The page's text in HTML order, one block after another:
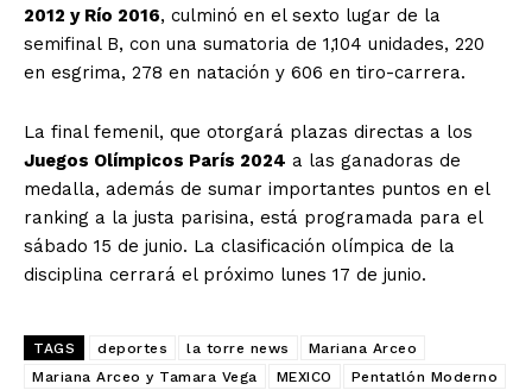
SUSCRIBIRSE
Estados
Aguascalientes Baja California
Baja California Sur Campeche
Chiapas
Chihuahua
Ciudad de México Coahuila
Colima Durango
Estado de México
Guanajuato
Guerrero
Jalisco
Tlaxcala Tamaulipas Tabasco
Sonora
Sinaloa
San Luis Potosí Quintana Roo
2012 y Río 2016, culminó en el sexto lugar de la
semifinal B, con una sumatoria de 1,104 unidades, 220
en esgrima, 278 en natación y 606 en tiro-carrera.
La final femenil, que otorgará plazas directas a los
Juegos Olímpicos París 2024 a las ganadoras de
medalla, además de sumar importantes puntos en el
ranking a la justa parisina, está programada para el
sábado 15 de junio. La clasificación olímpica de la
disciplina cerrará el próximo lunes 17 de junio.
TAGS deportes la torre news
Mariana Arceo
Mariana Arceo y Tamara Vega
MEXICO Pentatlón Moderno